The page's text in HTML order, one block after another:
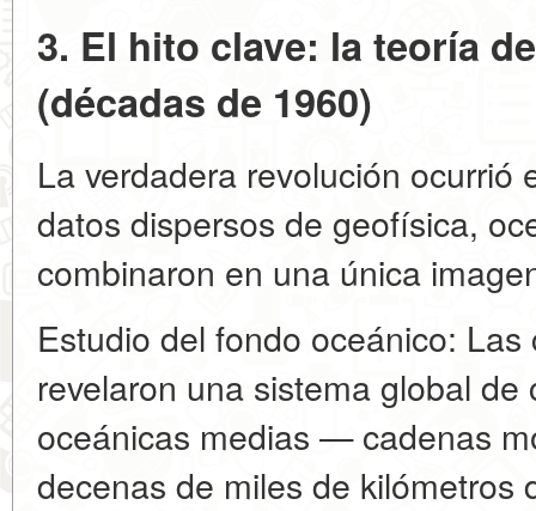
3. El hito clave: la teoría
(décadas de 1960)
La verdadera revolución ocurrió
datos dispersos de geofísica,
combinaron en una única
Estudio del fondo oceánico:
revelaron una sistema global
oceánicas medias — cadenas
decenas de miles de kilómetros